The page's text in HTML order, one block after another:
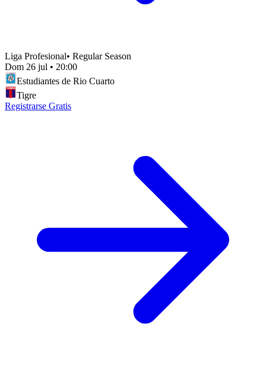
Liga Profesional• Regular Season
Dom 26 jul • 20:00
Estudiantes de Rio Cuarto
Tigre
Registrarse Gratis